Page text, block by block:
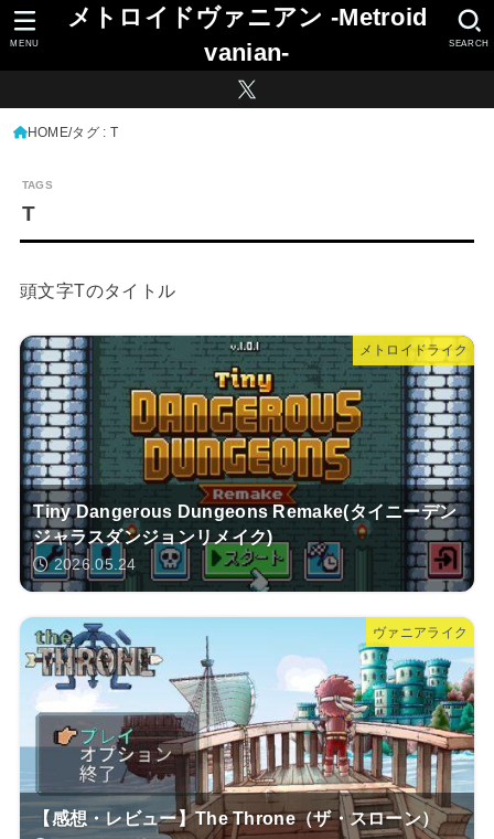
メトロイドヴァニアン -Metroid
vanian-
SEARCH
MENU
HOME タグ : T
T
頭文字Tのタイトル
メトロイドライク
Tiny Dangerous Dungeons Remake(タイニーデン
ジャラスダンジョンリメイク)
2026.05.24
ヴァニアライク
【感想・レビュー】The Throne（ザ・スローン）